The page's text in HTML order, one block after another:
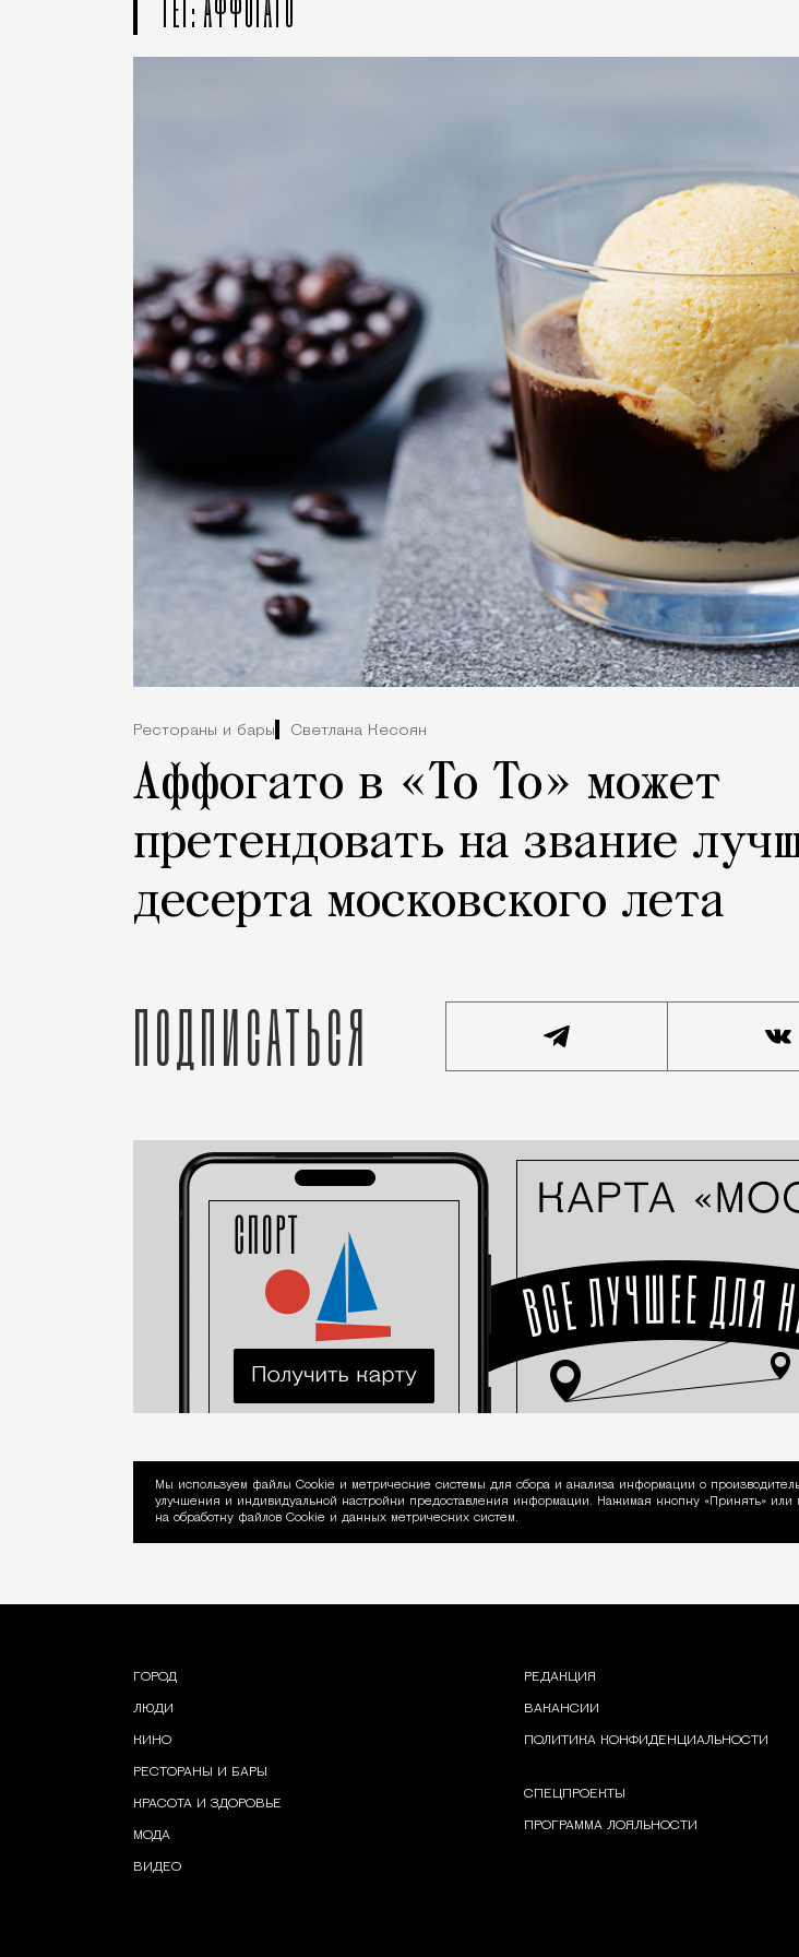
Рестораны и бары Светлана Кесоян
Аффогато в «То То» может
претендовать на звание
десерта московского лета
Подписаться
Уведомление об использовании
Мы используем файлы Сookie и метрические системы для сбора и анализа информации о
улучшения и индивидуальной настройки предоставления информации. Нажимая кнопку «Принять» или
на обработку файлов Cookie и данных метрических систем.
ГОРОД
ЛЮДИ
КИНО
РЕСТОРАНЫ И БАРЫ
КРАСОТА И ЗДОРОВЬЕ
МОДА
ВИДЕО
РЕДАКЦИЯ
ВАКАНСИИ
ПОЛИТИКА КОНФИДЕНЦИАЛЬНОСТИ
СПЕЦПРОЕКТЫ
ПРОГРАММА ЛОЯЛЬНОСТИ